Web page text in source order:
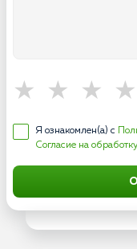
Я ознакомлен(а) с
Согласие на